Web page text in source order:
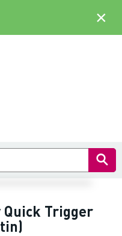
Quick Trigger
×